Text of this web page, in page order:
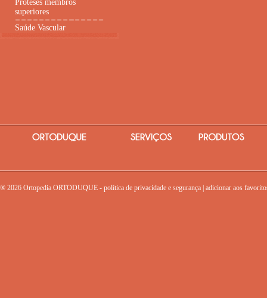
Próteses membros
superiores
Saúde Vascular
® 2026 Ortopedia ORTODUQUE - política de privacidade e segurança adicionar aos